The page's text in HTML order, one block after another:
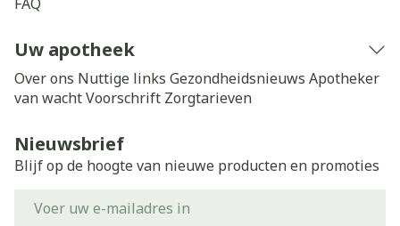
Uw apotheek
Over ons Nuttige links Gezondheidsnieuws Apotheker
van wachtVoorschrift Zorgtarieven
Nieuwsbrief
Blijf op de hoogte van nieuwe producten en promoties